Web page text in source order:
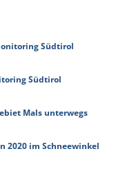
Südtirol
Südtirol
Mals unterwegs
2020 im Schneewinkel